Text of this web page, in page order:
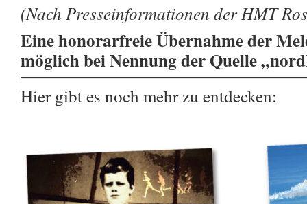
(Nach Presseinformationen der HMT
Eine honorarfreie Übernahme der
möglich bei Nennung der Quelle
Hier gibt es noch mehr zu entdecken: